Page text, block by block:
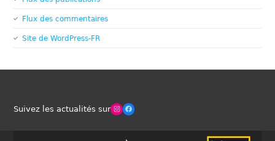
Flux des commentaires
Site de WordPress-FR
Suivez les actualités surWinches Club OfficielFacebook